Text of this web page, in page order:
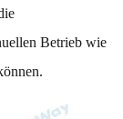
Betrieb wie